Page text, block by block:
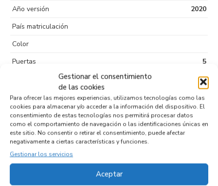
Gestionar el consentimiento
de las cookies
Para ofrecer las mejores experiencias, utilizamos tecnologías como las
cookies para almacenar y/o acceder a la información del dispositivo. El
consentimiento de estas tecnologías nos permitirá procesar datos
como el comportamiento de navegación o las identificaciones únicas en
este sitio. No consentir o retirar el consentimiento, puede afectar
negativamente a ciertas características y funciones.
Gestionar los servicios
Aceptar
Año versión
2020
País matriculación
Color
Puertas
5
Diesel
Código motor
654920
Código cambio
Productos relacionados